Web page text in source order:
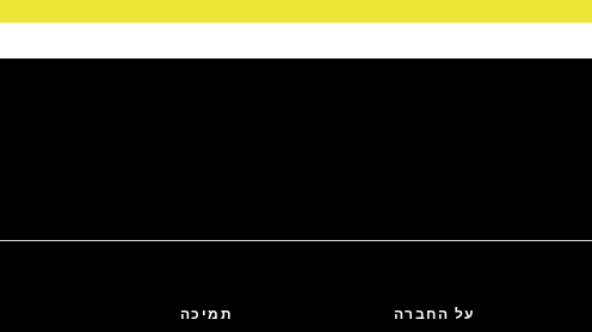
על החברה תמיכה